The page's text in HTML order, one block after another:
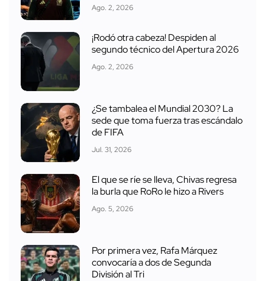
Ago. 2, 2026
¡Rodó otra cabeza! Despiden al
segundo técnico del Apertura 2026
Ago. 2, 2026
¿Se tambalea el Mundial 2030? La
sede que toma fuerza tras escándalo
de FIFA
Jul. 31, 2026
El que se ríe se lleva, Chivas regresa
la burla que RoRo le hizo a Rivers
Ago. 5, 2026
Por primera vez, Rafa Márquez
convocaría a dos de Segunda
División al Tri